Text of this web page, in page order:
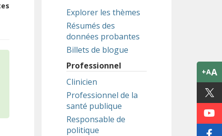
Explorer les thèmes
Résumés des
données probantes
Billets de blogue
Professionnel
Clinicien
Professionnel de la
santé publique
Responsable de
politique
+AA